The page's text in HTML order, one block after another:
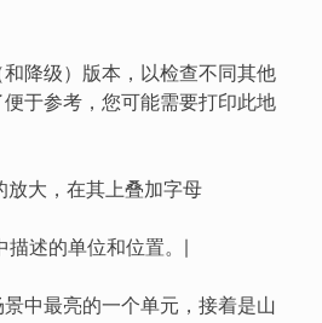
降级）版本，以检查不同其他
于参考，您可能需要打印此地
放大，在其上叠加字母
描述的单位和位置。|
中最亮的一个单元，接着是山